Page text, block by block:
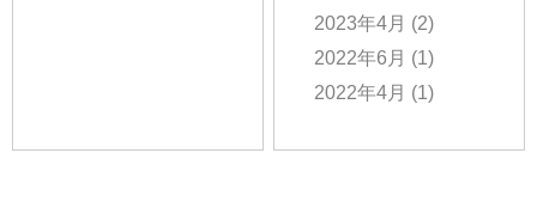
2023年4月 (2)
2022年6月 (1)
2022年4月 (1)